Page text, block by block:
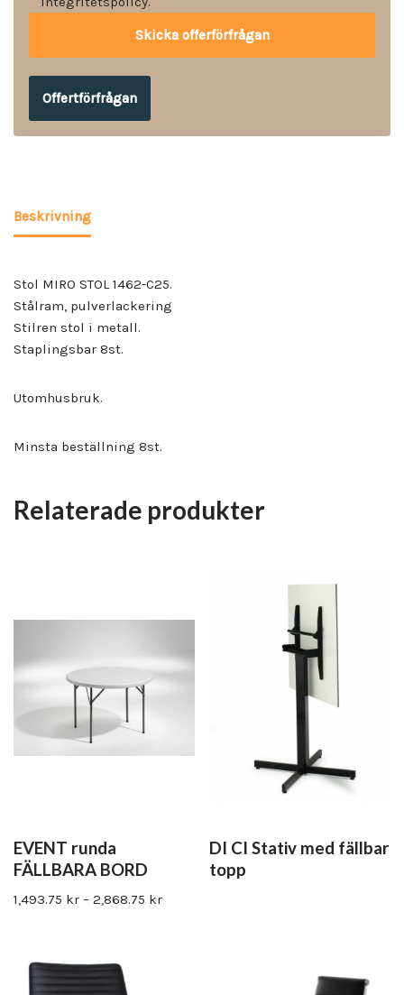
Offertförfrågan
Beskrivning
Stol MIRO STOL 1462-C25.
Stålram, pulverlackering
Stilren stol i metall.
Staplingsbar 8st.
Utomhusbruk.
Minsta beställning 8st.
Relaterade produkter
EVENT runda
FÄLLBARA BORD
1,493.75 kr – 2,868.75 kr
DI CI Stativ med fällbar
topp